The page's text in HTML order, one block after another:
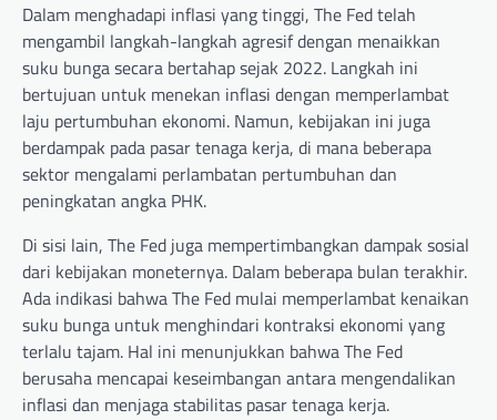
Dalam menghadapi inflasi yang tinggi, The Fed telah
mengambil langkah-langkah agresif dengan menaikkan
suku bunga secara bertahap sejak 2022. Langkah ini
bertujuan untuk menekan inflasi dengan memperlambat
laju pertumbuhan ekonomi. Namun, kebijakan ini juga
berdampak pada pasar tenaga kerja, di mana beberapa
sektor mengalami perlambatan pertumbuhan dan
peningkatan angka PHK.
Di sisi lain, The Fed juga mempertimbangkan dampak sosial
dari kebijakan moneternya. Dalam beberapa bulan terakhir.
Ada indikasi bahwa The Fed mulai memperlambat kenaikan
suku bunga untuk menghindari kontraksi ekonomi yang
terlalu tajam. Hal ini menunjukkan bahwa The Fed
berusaha mencapai keseimbangan antara mengendalikan
inflasi dan menjaga stabilitas pasar tenaga kerja.